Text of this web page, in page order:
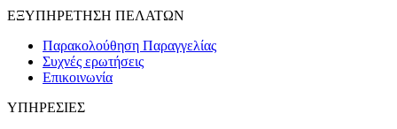
ΕΞΥΠΗΡΕΤΗΣΗ ΠΕΛΑΤΩΝ
Παρακολούθηση Παραγγελίας
Συχνές ερωτήσεις
Επικοινωνία
ΥΠΗΡΕΣΙΕΣ